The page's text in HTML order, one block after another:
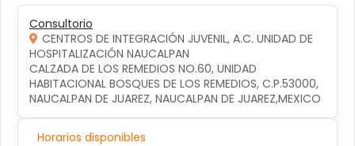
Consultorio
CENTROS DE INTEGRACIÓN JUVENIL, A.C. UNIDAD DE
HOSPITALIZACIÓN NAUCALPAN
CALZADA DE LOS REMEDIOS NO.60, UNIDAD
HABITACIONAL BOSQUES DE LOS REMEDIOS, C.P.53000,
NAUCALPAN DE JUAREZ, NAUCALPAN DE JUAREZ,MEXICO
Horarios disponibles